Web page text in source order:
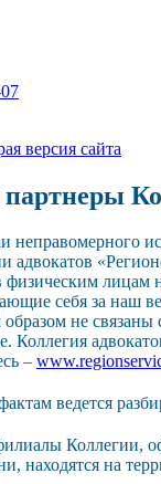
версия сайта
неправомерного
адвокатов
физическим лицам
себя за наш
не связаны
Коллегия
–
ведется
Коллегии,
находятся на